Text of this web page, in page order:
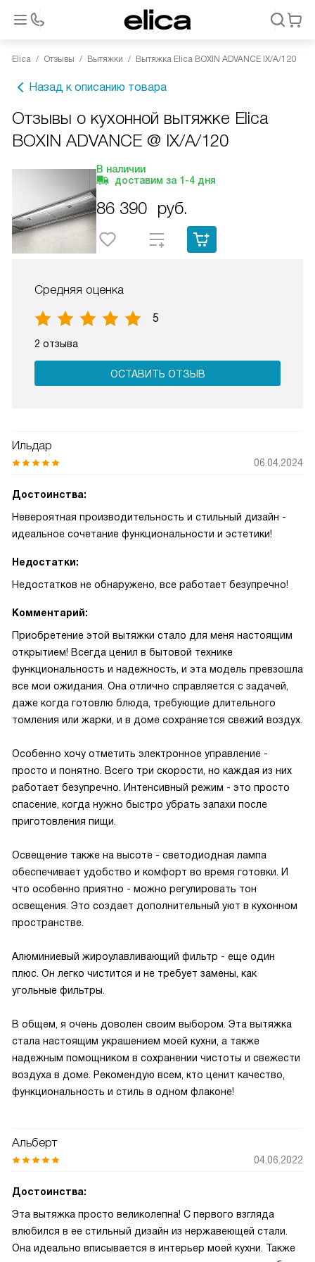
Elica Отзывы Вытяжки Вытяжка Elica BOXIN ADVANCE IX/A/120
Назад к описанию товара
Отзывы о кухонной вытяжке Elica
BOXIN ADVANCE @ IX/A/120
В наличии
доставим за 1-4 дня
86 390 руб.
Средняя оценка
5
2 отзыва
ОСТАВИТЬ ОТЗЫВ
Ильдар
06.04.2024
Достоинства:
Невероятная производительность и стильный дизайн -
идеальное сочетание функциональности и эстетики!
Недостатки:
Недостатков не обнаружено, все работает безупречно!
Комментарий:
Приобретение этой вытяжки стало для меня настоящим
открытием! Всегда ценил в бытовой технике
функциональность и надежность, и эта модель превзошла
все мои ожидания. Она отлично справляется с задачей,
даже когда готовлю блюда, требующие длительного
томления или жарки, и в доме сохраняется свежий воздух.
Особенно хочу отметить электронное управление -
просто и понятно. Всего три скорости, но каждая из них
работает безупречно. Интенсивный режим - это просто
спасение, когда нужно быстро убрать запахи после
приготовления пищи.
Освещение также на высоте - светодиодная лампа
обеспечивает удобство и комфорт во время готовки. И
что особенно приятно - можно регулировать тон
освещения. Это создает дополнительный уют в кухонном
пространстве.
Алюминиевый жироулавливающий фильтр - еще один
плюс. Он легко чистится и не требует замены, как
угольные фильтры.
В общем, я очень доволен своим выбором. Эта вытяжка
стала настоящим украшением моей кухни, а также
надежным помощником в сохранении чистоты и свежести
воздуха в доме. Рекомендую всем, кто ценит качество,
функциональность и стиль в одном флаконе!
Альберт
04.06.2022
Достоинства:
Эта вытяжка просто великолепна! С первого взгляда
влюбился в ее стильный дизайн из нержавеющей стали.
Она идеально вписывается в интерьер моей кухни. Также